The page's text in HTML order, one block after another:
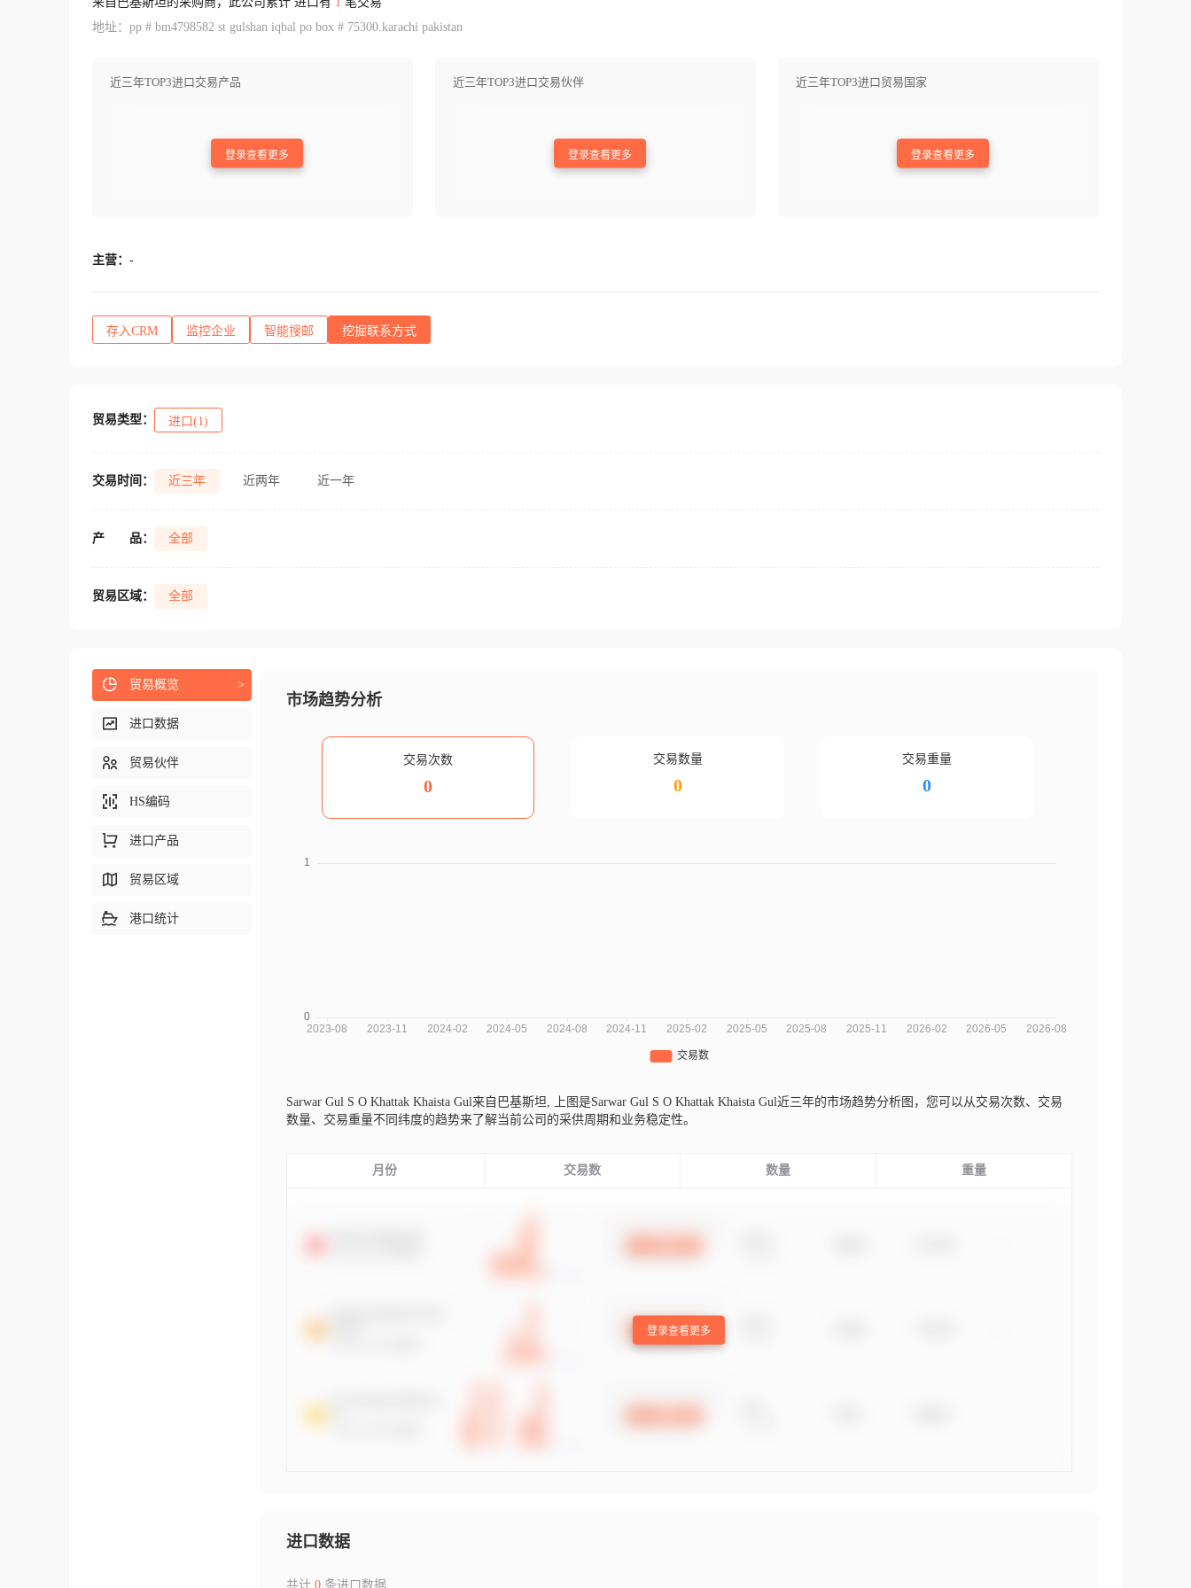
地址：pp # bm4798582 st gulshan iqbal po box # 75300.karachi pakistan
近三年TOP3进口交易产品
登录查看更多
近三年TOP3进口交易伙伴
登录查看更多
近三年TOP3进口贸易国家
登录查看更多
主营： -
存入CRM 监控企业 智能搜邮 挖掘联系方式
贸易类型： 进口(1)
交易时间： 近三年 近两年 近一年
产 品： 全部
贸易区域： 全部
市场趋势分析
交易次数
0
交易数量
0
交易重量
0
Sarwar Gul S O Khattak Khaista Gul来自巴基斯坦,
上图是Sarwar Gul S O Khattak Khaista Gul近三年的市场趋势分析图，您可以从交易次数、交易
数量、交易重量不同纬度的趋势来了解当前公司的采供周期和业务稳定性。
月份 交易数 数量 重量
登录查看更多
进口数据
共计 0条进口数据
贸易概览 >
进口数据
贸易伙伴
HS编码
进口产品
贸易区域
港口统计